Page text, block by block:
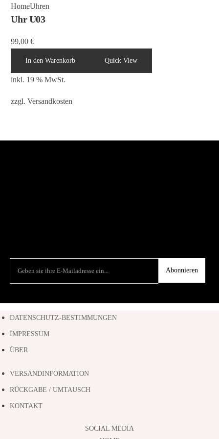
HomeUhren
Uhr U03
99,00€
In den Warenkorb Quick View
inkl. 19 % MwSt.
zzgl.Versandkosten
Abonnieren
DATENSCHUTZ-BESTIMMUNGEN
İMPRESSUM
ÜBER
VERSANDINFORMATION
RÜCKGABE / UMTAUSCH
KONTAKT
SOCIAL MEDIA